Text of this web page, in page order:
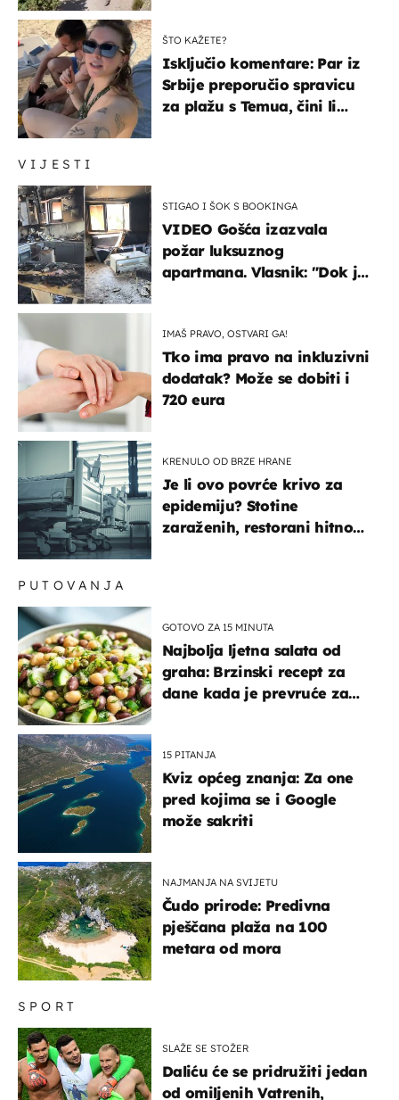
VIJESTI
STIGAO I ŠOK S BOOKINGA
VIDEO Gošća izazvala
požar luksuznog
apartmana. Vlasnik: "Dok je
IMAŠ PRAVO, OSTVARI GA!
Tko ima pravo na inkluzivni
dodatak? Može se dobiti i
720 eura
KRENULO OD BRZE HRANE
Je li ovo povrće krivo za
epidemiju? Stotine
zaraženih, restorani hitno
ŠTO KAŽETE?
Isključio komentare: Par iz
Srbije preporučio spravicu
za plažu s Temua, čini li
SPORT
SLAŽE SE STOŽER
Daliću će se pridružiti jedan
od omiljenih Vatrenih,
PUTOVANJA
GOTOVO ZA 15 MINUTA
Najbolja ljetna salata od
graha: Brzinski recept za
dane kada je prevruće za
15 PITANJA
Kviz općeg znanja: Za one
pred kojima se i Google
može sakriti
NAJMANJA NA SVIJETU
Čudo prirode: Predivna
pješčana plaža na 100
metara od mora